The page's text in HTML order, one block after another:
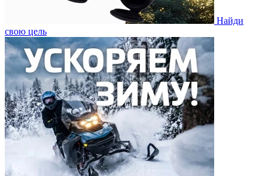
Найди
свою цель